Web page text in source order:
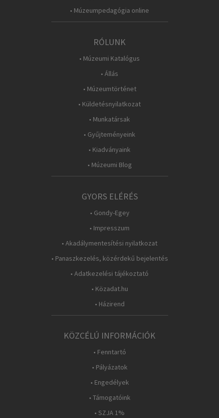
• Múzeumpedagógia online
RÓLUNK
• Múzeumi Katalógus
• Állás
• Múzeumtörténet
• Küldetésnyilatkozat
• Munkatársak
• Gyűjteményeink
• Kiadványaink
• Múzeumi Blog
GYORS ELÉRÉS
• Gondy-Egey
• Impresszum
• Akadálymentesítési nyilatkozat
• Panaszkezelés, közérdekű bejelentés
• Adatkezelési tájékoztató
• Közadat.hu
• Házirend
KÖZCÉLÚ INFORMÁCIÓK
• Fenntartó
• Pályázatok
• Engedélyek
• Támogatóink
• SZJA 1%